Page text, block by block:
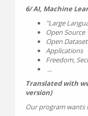
6/ AI, Machine
"Large
Open Source
Open
Applications
Freedom,
...
Translated with
version)
Our program wants